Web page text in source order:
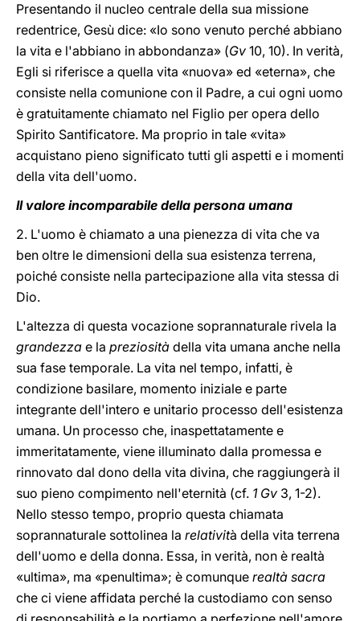
Presentando il nucleo centrale della sua missione
redentrice, Gesù dice: «Io sono venuto perché abbiano
la vita e l'abbiano in abbondanza» (Gv 10, 10). In verità,
Egli si riferisce a quella vita «nuova» ed «eterna», che
consiste nella comunione con il Padre, a cui ogni uomo
è gratuitamente chiamato nel Figlio per opera dello
Spirito Santificatore. Ma proprio in tale «vita»
acquistano pieno significato tutti gli aspetti e i momenti
della vita dell'uomo.
Il valore incomparabile della persona umana
2. L'uomo è chiamato a una pienezza di vita che va
ben oltre le dimensioni della sua esistenza terrena,
poiché consiste nella partecipazione alla vita stessa di
Dio.
L'altezza di questa vocazione soprannaturale rivela la
grandezza e la preziosità della vita umana anche nella
sua fase temporale. La vita nel tempo, infatti, è
condizione basilare, momento iniziale e parte
integrante dell'intero e unitario processo dell'esistenza
umana. Un processo che, inaspettatamente e
immeritatamente, viene illuminato dalla promessa e
rinnovato dal dono della vita divina, che raggiungerà il
suo pieno compimento nell'eternità (cf. 1 Gv 3, 1-2).
Nello stesso tempo, proprio questa chiamata
soprannaturale sottolinea la relatività della vita terrena
dell'uomo e della donna. Essa, in verità, non è realtà
«ultima», ma «penultima»; è comunque realtà sacra
che ci viene affidata perché la custodiamo con senso